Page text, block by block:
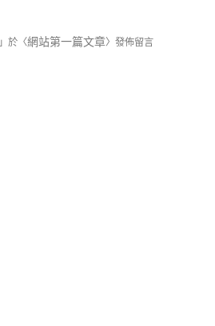
」於〈網站第一篇文章〉發佈留言